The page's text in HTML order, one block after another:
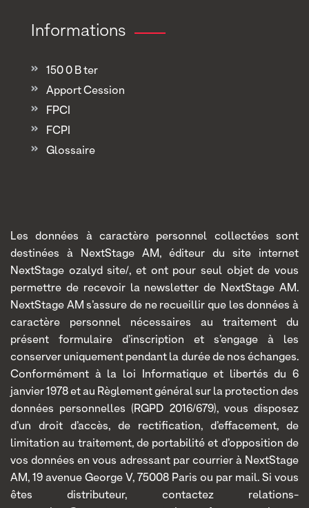
Informations
150 0 B ter
Apport Cession
FPCI
FCPI
Glossaire
Les données à caractère personnel collectées sont
destinées à NextStage AM, éditeur du site internet
NextStage ozalyd site/, et ont pour seul objet de vous
permettre de recevoir la newsletter de NextStage AM.
NextStage AM s’assure de ne recueillir que les données à
caractère personnel nécessaires au traitement du
présent formulaire d’inscription et s’engage à les
conserver uniquement pendant la durée de nos échanges.
Conformément à la loi Informatique et libertés du 6
janvier 1978 et au Règlement général sur la protection des
données personnelles (RGPD 2016/679), vous disposez
d’un droit d’accès, de rectification, d’effacement, de
limitation au traitement, de portabilité et d’opposition de
vos données en vous adressant par courrier à NextStage
AM, 19 avenue George V, 75008 Paris ou par mail. Si vous
êtes distributeur, contactez relations-